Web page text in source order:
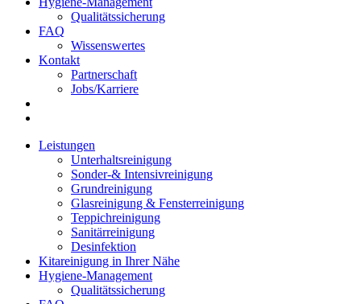
Qualitätssicherung
FAQ
Wissenswertes
Kontakt
Partnerschaft
Jobs/Karriere
Leistungen
Unterhaltsreinigung
Sonder-& Intensivreinigung
Grundreinigung
Glasreinigung & Fensterreinigung
Teppichreinigung
Sanitärreinigung
Desinfektion
Kitareinigung in Ihrer Nähe
Hygiene-Management
Qualitätssicherung